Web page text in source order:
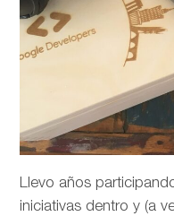
Llevo años
iniciativas dentro y (a